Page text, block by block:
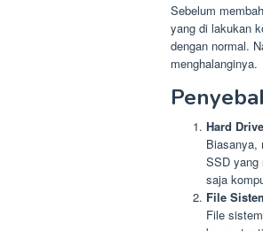
Sebelum
yang di lakukan
dengan normal.
menghalanginya.
Hard
Biasanya,
SSD yang
saja
File
File